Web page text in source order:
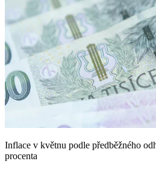
Inflace v květnu podle předběžného
procenta